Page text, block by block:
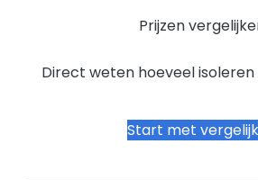
Prijzen
Direct weten hoeveel
Start met